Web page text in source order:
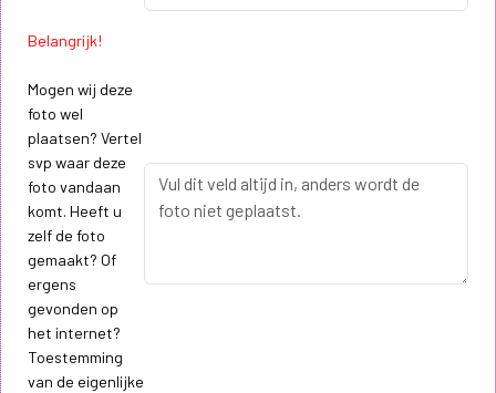
Belangrijk!
Mogen wij deze
foto wel
plaatsen? Vertel
svp waar deze
foto vandaan
komt. Heeft u
zelf de foto
gemaakt? Of
ergens
gevonden op
het internet?
Toestemming
van de eigenlijke